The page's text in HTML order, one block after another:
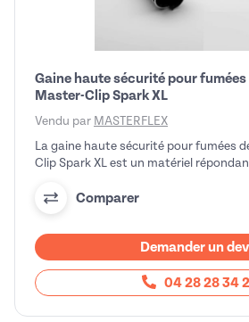
Gaine haute sécurité pour
Master-Clip Spark XL
Vendu par MASTERFLEX
La gaine haute sécurité pour fumées
Clip Spark XL est un matériel
Comparer
Demander un
04 28 28 34